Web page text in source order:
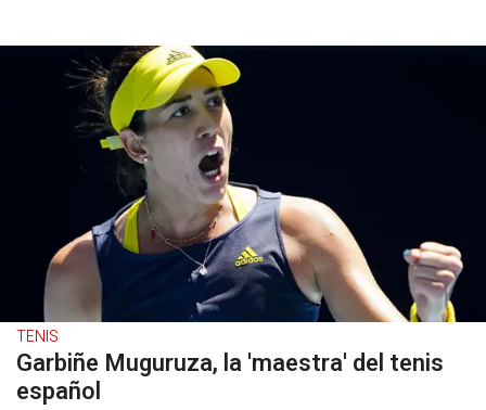
TENIS
Garbiñe Muguruza, la 'maestra' del tenis
español